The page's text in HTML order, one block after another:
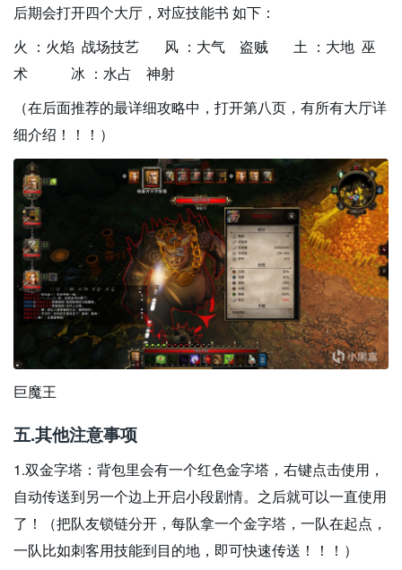
后期会打开四个大厅，对应技能书 如下：
火 ：火焰 战场技艺 风 ：大气 盗贼 土 ：大地 巫
术 冰 ：水占 神射
（在后面推荐的最详细攻略中，打开第八页，有所有大厅详
细介绍！！！）
巨魔王
五.其他注意事项
1.双金字塔：背包里会有一个红色金字塔，右键点击使用，
自动传送到另一个边上开启小段剧情。之后就可以一直使用
了！（把队友锁链分开，每队拿一个金字塔，一队在起点，
一队比如刺客用技能到目的地，即可快速传送！！！）